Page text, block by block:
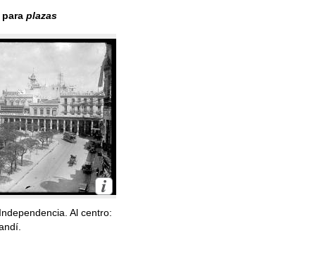
para plazas
Al centro: